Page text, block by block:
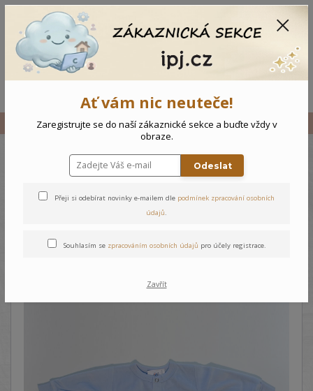
Vše Novorozenecký kabátek Tygřík
Novorozenecký kabátek
Tygřík
Ať vám nic neuteče!
Zaregistrujte se do naší zákaznické sekce a buďte vždy v
obraze.
Odeslat
Přeji si odebírat novinky e-mailem dle podmínek zpracování osobních
údajů.
Souhlasím se zpracováním osobních údajů pro účely registrace.
Zavřít